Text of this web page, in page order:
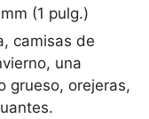
(1 pulg.)
camisas de
una
grueso, orejeras,